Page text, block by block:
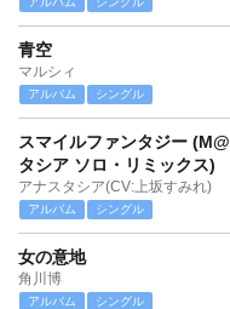
青空
マルシィ
アルバム シングル
スマイルファンタジー
タシア ソロ・リミックス)
アナスタシア(CV:上坂すみれ)
アルバム シングル
女の意地
角川博
アルバム シングル